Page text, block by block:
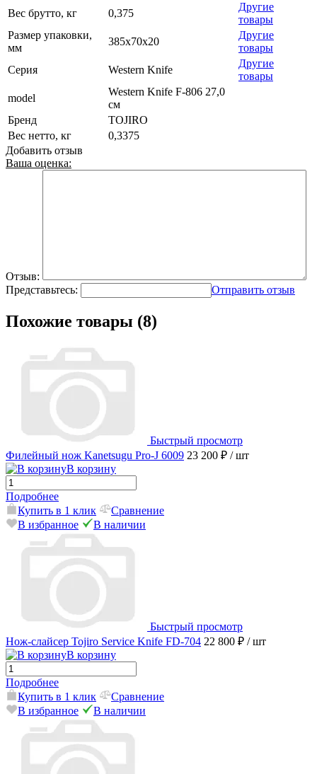
Вес брутто, кг
0,375
Другие
товары
Размер упаковки,
мм
385x70x20
Другие
товары
Серия
Western Knife
Другие
товары
model
Western Knife F-806 27,0
см
Бренд
TOJIRO
Вес нетто, кг
0,3375
Добавить отзыв
Ваша оценка:
Отзыв:
Представьтесь:
Отправить отзыв
Похожие товары (8)
Быстрый просмотр
Филейный нож Kanetsugu Pro-J 6009 23 200 ₽ / шт
В корзину
Подробнее
Купить в 1 клик
Сравнение
В избранное
В наличии
Быстрый просмотр
Нож-слайсер Tojiro Service Knife FD-704 22 800 ₽ / шт
В корзину
Подробнее
Купить в 1 клик
Сравнение
В избранное
В наличии